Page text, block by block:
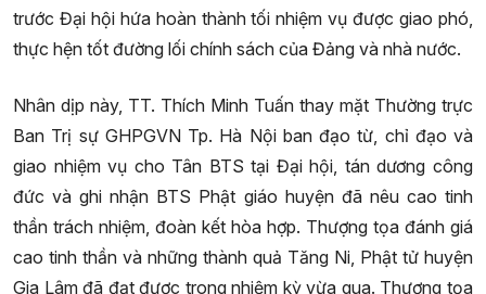
trước Đại hội hứa hoàn thành tối nhiệm vụ được giao phó,
thực hện tốt đường lối chính sách của Đảng và nhà nước.
Nhân dịp này, TT. Thích Minh Tuấn thay mặt Thường trực
Ban Trị sự GHPGVN Tp. Hà Nội ban đạo từ, chỉ đạo và
giao nhiệm vụ cho Tân BTS tại Đại hội, tán dương công
đức và ghi nhận BTS Phật giáo huyện đã nêu cao tinh
thần trách nhiệm, đoàn kết hòa hợp. Thượng tọa đánh giá
cao tinh thần và những thành quả Tăng Ni, Phật tử huyện
Gia Lâm đã đạt được trong nhiệm kỳ vừa qua. Thượng tọa